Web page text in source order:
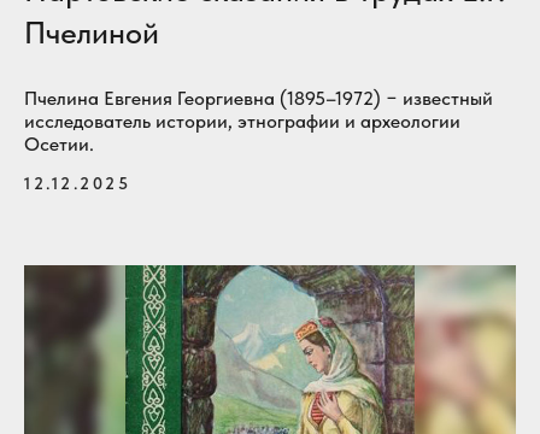
Пчелиной
Пчелина Евгения Георгиевна (1895–1972) − известный
исследователь истории, этнографии и археологии
Осетии.
12.12.2025